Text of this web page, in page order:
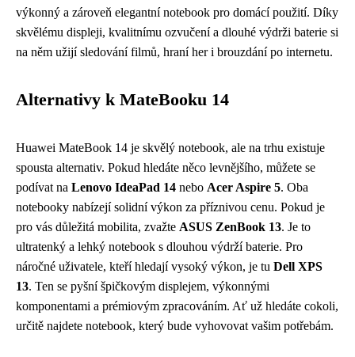
výkonný a zároveň elegantní notebook pro domácí použití. Díky
skvělému displeji, kvalitnímu ozvučení a dlouhé výdrži baterie si
na něm užijí sledování filmů, hraní her i brouzdání po internetu.
Alternativy k MateBooku 14
Huawei MateBook 14 je skvělý notebook, ale na trhu existuje
spousta alternativ. Pokud hledáte něco levnějšího, můžete se
podívat na Lenovo IdeaPad 14 nebo Acer Aspire 5. Oba
notebooky nabízejí solidní výkon za příznivou cenu. Pokud je
pro vás důležitá mobilita, zvažte ASUS ZenBook 13. Je to
ultratenký a lehký notebook s dlouhou výdrží baterie. Pro
náročné uživatele, kteří hledají vysoký výkon, je tu Dell XPS
13. Ten se pyšní špičkovým displejem, výkonnými
komponentami a prémiovým zpracováním. Ať už hledáte cokoli,
určitě najdete notebook, který bude vyhovovat vašim potřebám.